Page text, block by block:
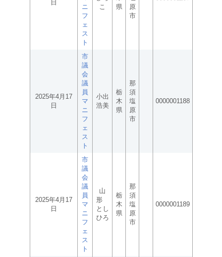
日
ニ
フ
ェ
ス
ト
こ
県
原
市
2025年4月17
日
市
議
会
議
員
マ
ニ
フ
ェ
ス
ト
小出
浩美
栃
木
県
那
須
塩
原
市
0000001188
2025年4月17
日
市
議
会
議
員
マ
ニ
フ
ェ
ス
ト
山
形
とし
ひろ
栃
木
県
那
須
塩
原
市
0000001189